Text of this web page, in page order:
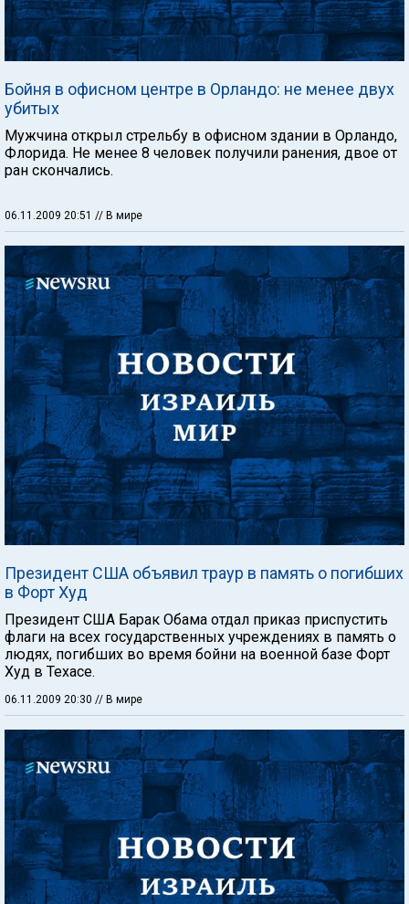
Бойня в офисном центре в Орландо: не менее двух
убитых
Мужчина открыл стрельбу в офисном здании в Орландо,
Флорида. Не менее 8 человек получили ранения, двое от
ран скончались.
06.11.2009 20:51 // В мире
Президент США объявил траур в память о погибших
в Форт Худ
Президент США Барак Обама отдал приказ приспустить
флаги на всех государственных учреждениях в память о
людях, погибших во время бойни на военной базе Форт
Худ в Техасе.
06.11.2009 20:30 // В мире